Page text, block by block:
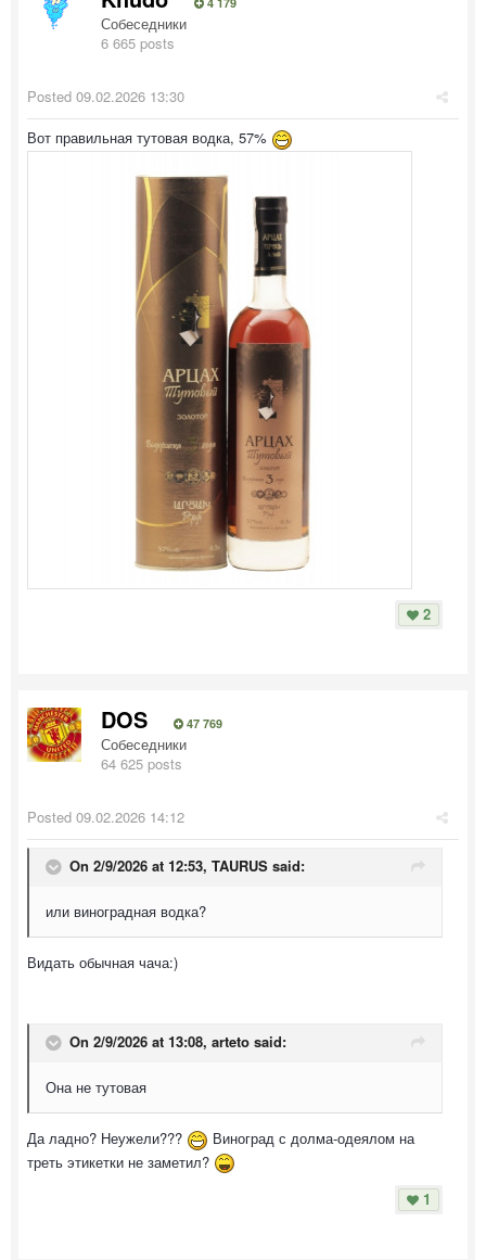
Собеседники
6 665 posts
Posted 09.02.2026 13:30
Вот правильная тутовая водка, 57%
2
DOS 47 769
Собеседники
64 625 posts
Posted 09.02.2026 14:12
On 2/9/2026 at 12:53, TAURUS said:
или виноградная водка?
Видать обычная чача:)
On 2/9/2026 at 13:08, arteto said:
Она не тутовая
Да ладно? Неужели???
Виноград с долма-одеялом на
треть этикетки не заметил?
1